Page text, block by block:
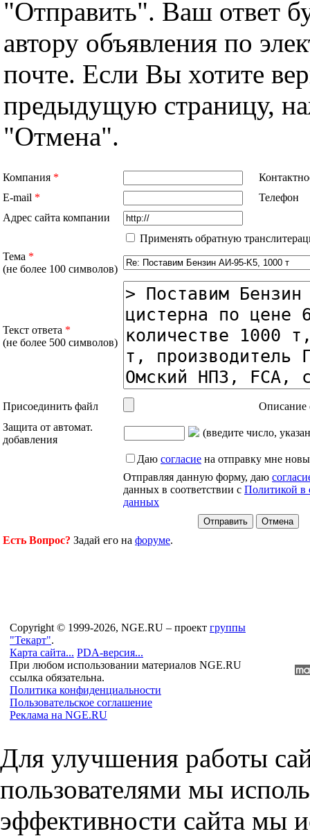
"Отправить". Ваш ответ
автору объявления по
почте. Если Вы хотите
предыдущую страницу,
"Отмена".
Компания *
E-mail *
Телефон
Адрес сайта компании
Применять обратную
Тема *
(не более 100 символов)
Текст ответа *
(не более 500 символов)
Присоединить файл
Описание
Защита от автомат.
добавления
(введите число,
Даю согласие на отправку мне
Отправляя данную форму, даю
данных в соответствии с Политикой в
данных
Есть Вопрос? Задай его на форуме.
Copyright © 1999-2026, NGE.RU – проект группы
"Текарт".
Карта сайта... PDA-версия...
При любом использовании материалов NGE.RU
ссылка обязательна.
Политика конфиденциальности
Пользовательское соглашение
Реклама на NGE.RU
Для улучшения работы
пользователями мы
эффективности сайта мы